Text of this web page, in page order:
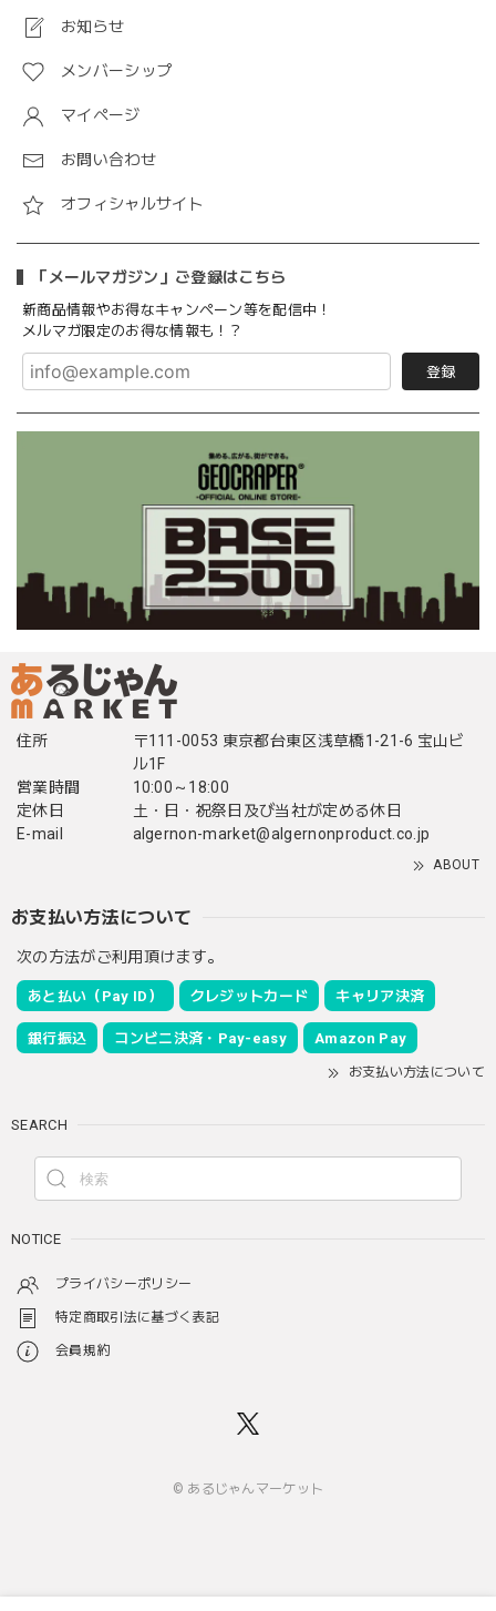
お知らせ
メンバーシップ
マイページ
お問い合わせ
オフィシャルサイト
「メールマガジン」ご登録はこちら
新商品情報やお得なキャンペーン等を配信中！
メルマガ限定のお得な情報も！？
登録
住所
〒111-0053 東京都台東区浅草橋1-21-6 宝山ビ
ル1F
営業時間
10:00～18:00
定休日
土・日・祝祭日及び当社が定める休日
E-mail
algernon-market@algernonproduct.co.jp
ABOUT
お支払い方法について
次の方法がご利用頂けます。
あと払い（Pay ID） クレジットカード キャリア決済
銀行振込 コンビニ決済・Pay-easy Amazon Pay
お支払い方法について
SEARCH
NOTICE
プライバシーポリシー
特定商取引法に基づく表記
会員規約
© あるじゃんマーケット